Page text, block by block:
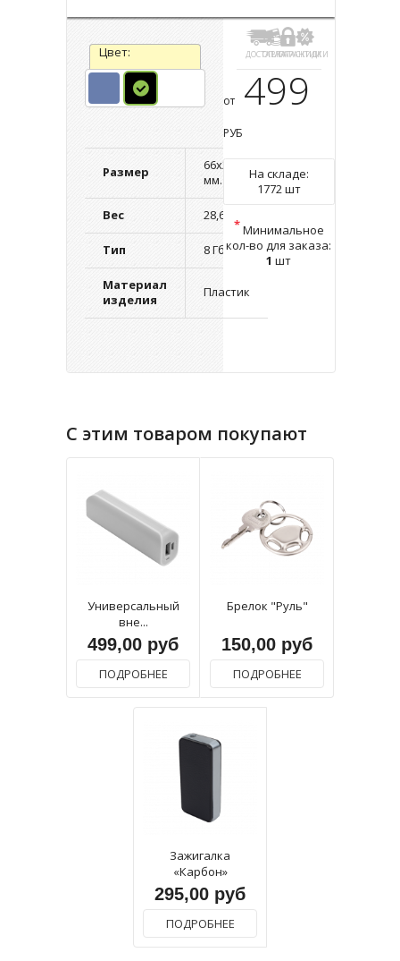
Цвет:
Размер
66х20х9
мм.
Вес 28,6 г.
Тип 8 Гб
Материал
изделия
Пластик
ДОСТАВКА
ОПЛАТАГАРАНТИИ
СКИДКИ
от 499
РУБ
На складе:
1772 шт
*Минимальное
кол-во для заказа:
1 шт
С этим товаром покупают
Универсальный
вне...
499,00 руб
ПОДРОБНЕЕ
Брелок "Руль"
150,00 руб
ПОДРОБНЕЕ
Зажигалка
«Карбон»
295,00 руб
ПОДРОБНЕЕ